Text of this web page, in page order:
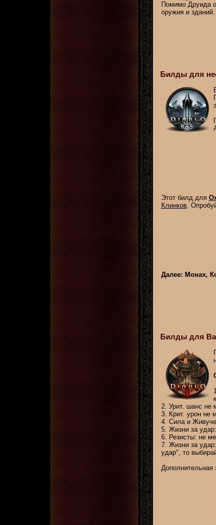
Помимо Друида
оружия и
Билды для
Этот билд для
Клинков.
Далее: Монах,
Билды для
2. Урит. шанс не
3. Крит. урон не
4. Сила и
5. Жизни за
6. Резисты: не
7. Жизни за
удар", то
Дополнительная